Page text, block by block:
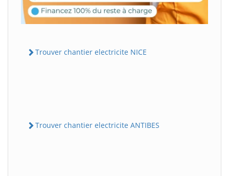
Trouver chantier electricite NICE
Trouver chantier electricite ANTIBES